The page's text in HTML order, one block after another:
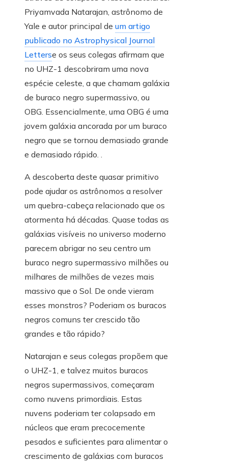
Priyamvada Natarajan, astrônomo de
Yale e autor principal de um artigo
publicado no Astrophysical Journal
Letterse os seus colegas afirmam que
no UHZ-1 descobriram uma nova
espécie celeste, a que chamam galáxia
de buraco negro supermassivo, ou
OBG. Essencialmente, uma OBG é uma
jovem galáxia ancorada por um buraco
negro que se tornou demasiado grande
e demasiado rápido. .
A descoberta deste quasar primitivo
pode ajudar os astrônomos a resolver
um quebra-cabeça relacionado que os
atormenta há décadas. Quase todas as
galáxias visíveis no universo moderno
parecem abrigar no seu centro um
buraco negro supermassivo milhões ou
milhares de milhões de vezes mais
massivo que o Sol. De onde vieram
esses monstros? Poderiam os buracos
negros comuns ter crescido tão
grandes e tão rápido?
Natarajan e seus colegas propõem que
o UHZ-1, e talvez muitos buracos
negros supermassivos, começaram
como nuvens primordiais. Estas
nuvens poderiam ter colapsado em
núcleos que eram precocemente
pesados ​​e suficientes para alimentar o
crescimento de galáxias com buracos